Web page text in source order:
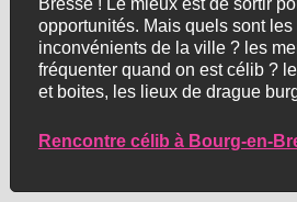
Bresse ! Le mieux est de sortir
opportunités. Mais quels sont
inconvénients de la ville ? les
fréquenter quand on est célib ?
et boites, les lieux de drague
Rencontre célib à Bourg-en-